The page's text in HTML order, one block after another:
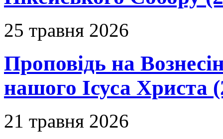
25 травня 2026
Проповідь на
нашого Ісуса Христа
21 травня 2026